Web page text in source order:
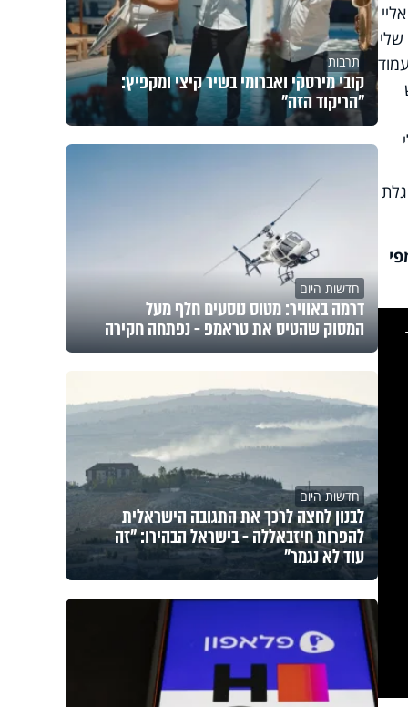
window.
תרבות
קובי מירסקי ואברומי בשיר קיצי ומקפיץ:
"הריקוד הזה"
חדשות היום
דרמה באוויר: מטוס נוסעים חלף מעל
המסוק שהטיס את טראמפ - נפתחה חקירה
חדשות היום
לבנון לחצה לרכך את התגובה הישראלית
להפרות חיזבאללה - בישראל הבהירו: "זה
עוד לא נגמר"